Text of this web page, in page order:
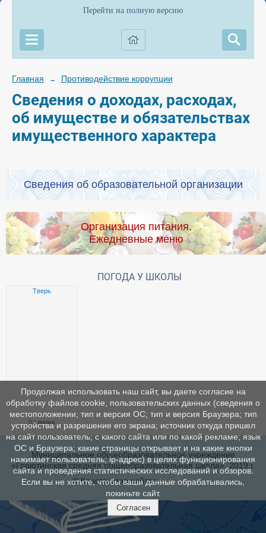
Перейти на полную версию
Главная → Противодействие коррупции
Сведения о доходах, расходах,
об имуществе и обязательствах
имущественного характера
Сведения об образовательной организации
Организация питания.
Ежедневные меню
ПОГОДА У ШКОЛЫ
Тверь
Gis meteo
Муниципальное общеобразовательное учреждение
«Горютинская средняя общеобразовательная школа», 2019 г.
© Конструктор сайтовNubex.ru
Продолжая использовать наш сайт, вы даете согласие на
обработку файлов cookie, пользовательских данных (сведения о
местоположении; тип и версия ОС; тип и версия Браузера; тип
устройства и разрешение его экрана; источник откуда пришел
на сайт пользователь; с какого сайта или по какой рекламе; язык
ОС и Браузера; какие страницы открывает и на какие кнопки
нажимает пользователь; ip-адрес) в целях функционирования
сайта и проведения статистических исследований и обзоров.
Если вы не хотите, чтобы ваши данные обрабатывались,
покиньте сайт.
Согласен